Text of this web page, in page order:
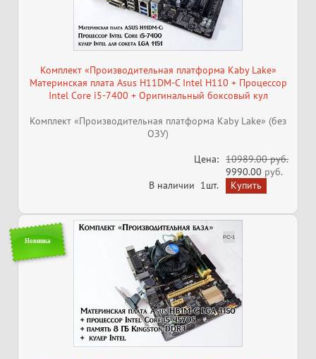
Комплект «Производительная платформа Kaby Lake»
Материнская плата Asus H11DM-C Intel H110 + Процессор
Intel Core i5-7400 + Оригинальный боксовый кул
Комплект «Производительная платформа Kaby Lake» (без
ОЗУ)
Цена: 10989.00 руб.
9990.00 руб.
В наличии 1шт.
Новинка